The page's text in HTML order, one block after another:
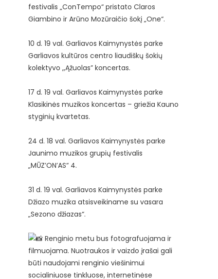
festivalis „ConTempo“ pristato Claros
Giambino ir Arūno Mozūraičio šokį „One“.
10 d. 19 val. Garliavos Kaimynystės parke
Garliavos kultūros centro liaudiškų šokių
kolektyvo ,,Ąžuolas” koncertas.
17 d. 19 val. Garliavos Kaimynystės parke
Klasikinės muzikos koncertas – griežia Kauno
styginių kvartetas.
24 d. 18 val. Garliavos Kaimynystės parke
Jaunimo muzikos grupių festivalis
„MŪZ’ON’AS“ 4.
31 d. 19 val. Garliavos Kaimynystės parke
Džiazo muzika atsisveikiname su vasara
„Sezono džiazas“.
Renginio metu bus fotografuojama ir
filmuojama. Nuotraukos ir vaizdo įrašai gali
būti naudojami renginio viešinimui
socialiniuose tinkluose, internetinėse